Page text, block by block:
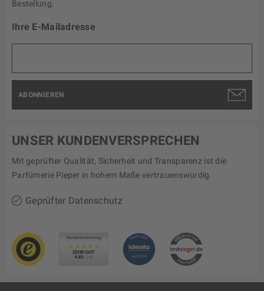
Bestellung.
Ihre E-Mailadresse
ABONNIEREN
UNSER KUNDENVERSPRECHEN
Mit geprüfter Qualität, Sicherheit und Transparenz ist die
Parfümerie Pieper in hohem Maße vertrauenswürdig.
Geprüfter Datenschutz